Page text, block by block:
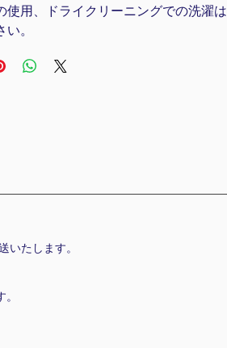
使用、ドライクリーニングでの洗濯は
い。
いたします。